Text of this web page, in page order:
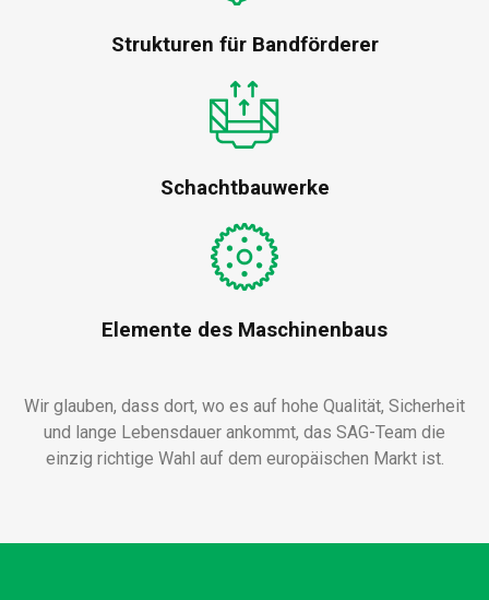
Strukturen für Bandförderer
Schachtbauwerke
Elemente des Maschinenbaus
Wir glauben, dass dort, wo es auf hohe Qualität, Sicherheit
und lange Lebensdauer ankommt, das SAG-Team die
einzig richtige Wahl auf dem europäischen Markt ist.